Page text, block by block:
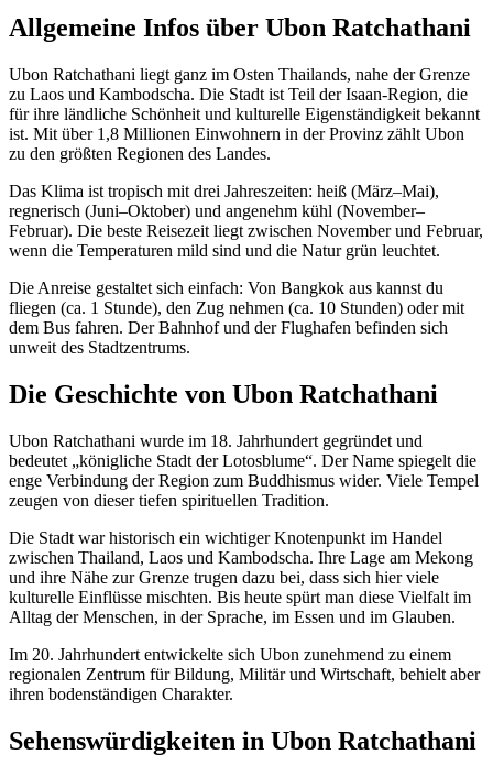
Allgemeine Infos über Ubon Ratchathani
Ubon Ratchathani liegt ganz im Osten Thailands, nahe der Grenze
zu Laos und Kambodscha. Die Stadt ist Teil der Isaan-Region, die
für ihre ländliche Schönheit und kulturelle Eigenständigkeit bekannt
ist. Mit über 1,8 Millionen Einwohnern in der Provinz zählt Ubon
zu den größten Regionen des Landes.
Das Klima ist tropisch mit drei Jahreszeiten: heiß (März–Mai),
regnerisch (Juni–Oktober) und angenehm kühl (November–
Februar). Die beste Reisezeit liegt zwischen November und Februar,
wenn die Temperaturen mild sind und die Natur grün leuchtet.
Die Anreise gestaltet sich einfach: Von Bangkok aus kannst du
fliegen (ca. 1 Stunde), den Zug nehmen (ca. 10 Stunden) oder mit
dem Bus fahren. Der Bahnhof und der Flughafen befinden sich
unweit des Stadtzentrums.
Die Geschichte von Ubon Ratchathani
Ubon Ratchathani wurde im 18. Jahrhundert gegründet und
bedeutet „königliche Stadt der Lotosblume“. Der Name spiegelt die
enge Verbindung der Region zum Buddhismus wider. Viele Tempel
zeugen von dieser tiefen spirituellen Tradition.
Die Stadt war historisch ein wichtiger Knotenpunkt im Handel
zwischen Thailand, Laos und Kambodscha. Ihre Lage am Mekong
und ihre Nähe zur Grenze trugen dazu bei, dass sich hier viele
kulturelle Einflüsse mischten. Bis heute spürt man diese Vielfalt im
Alltag der Menschen, in der Sprache, im Essen und im Glauben.
Im 20. Jahrhundert entwickelte sich Ubon zunehmend zu einem
regionalen Zentrum für Bildung, Militär und Wirtschaft, behielt aber
ihren bodenständigen Charakter.
Sehenswürdigkeiten in Ubon Ratchathani